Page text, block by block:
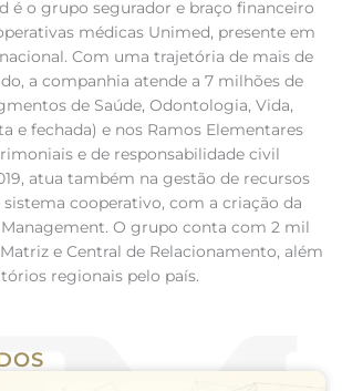
é o grupo segurador e braço financeiro
médicas Unimed, presente em
Com uma trajetória de mais de
a companhia atende a 7 milhões de
de Saúde, Odontologia, Vida,
e fechada) e nos Ramos Elementares
e de responsabilidade civil
atua também na gestão de recursos
cooperativo, com a criação da
Management. O grupo conta com 2 mil
e Central de Relacionamento, além
regionais pelo país.